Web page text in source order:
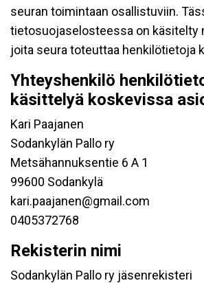
seuran toimintaan osallistuviin.
tietosuojaselosteessa on käsitelty
joita seura toteuttaa henkilötietoja
Yhteyshenkilö
käsittelyä koskevissa
Kari Paajanen
Sodankylän Pallo ry
Metsähannuksentie 6 A 1
99600 Sodankylä
kari.paajanen@gmail.com
0405372768
Rekisterin nimi
Sodankylän Pallo ry jäsenrekisteri